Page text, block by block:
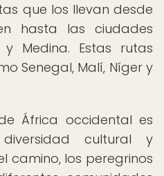
que los llevan desde
hasta las ciudades
Medina. Estas rutas
Senegal, Malí, Níger y
África occidental es
cultural y
camino, los peregrinos